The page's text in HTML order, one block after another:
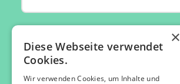
×
Diese Webseite verwendet
Cookies.
Wir verwenden Cookies, um Inhalte und